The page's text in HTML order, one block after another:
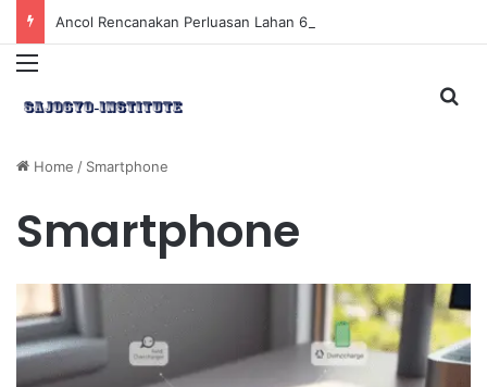
Menu
Home / Smartphone
Smartphone